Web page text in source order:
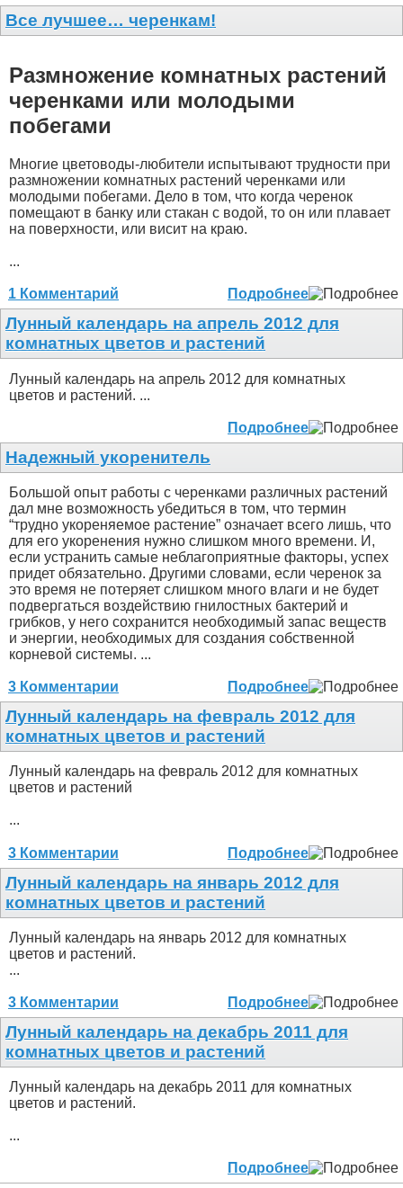
Все лучшее… черенкам!
Размножение комнатных растений
черенками или молодыми
побегами
Многие цветоводы-любители испытывают трудности при
размножении комнатных растений черенками или
молодыми побегами. Дело в том, что когда черенок
помещают в банку или стакан с водой, то он или плавает
на поверхности, или висит на краю.
...
1 Комментарий Подробнее
Лунный календарь на апрель 2012 для
комнатных цветов и растений
Лунный календарь на апрель 2012 для комнатных
цветов и растений. ...
Подробнее
Надежный укоренитель
Большой опыт работы с черенками различных растений
дал мне возможность убедиться в том, что термин
“трудно укореняемое растение” означает всего лишь, что
для его укоренения нужно слишком много времени. И,
если устранить самые неблагоприятные факторы, успех
придет обязательно. Другими словами, если черенок за
это время не потеряет слишком много влаги и не будет
подвергаться воздействию гнилостных бактерий и
грибков, у него сохранится необходимый запас веществ
и энергии, необходимых для создания собственной
корневой системы. ...
3 Комментарии Подробнее
Лунный календарь на февраль 2012 для
комнатных цветов и растений
Лунный календарь на февраль 2012 для комнатных
цветов и растений
...
3 Комментарии Подробнее
Лунный календарь на январь 2012 для
комнатных цветов и растений
Лунный календарь на январь 2012 для комнатных
цветов и растений.
...
3 Комментарии Подробнее
Лунный календарь на декабрь 2011 для
комнатных цветов и растений
Лунный календарь на декабрь 2011 для комнатных
цветов и растений.
...
Подробнее